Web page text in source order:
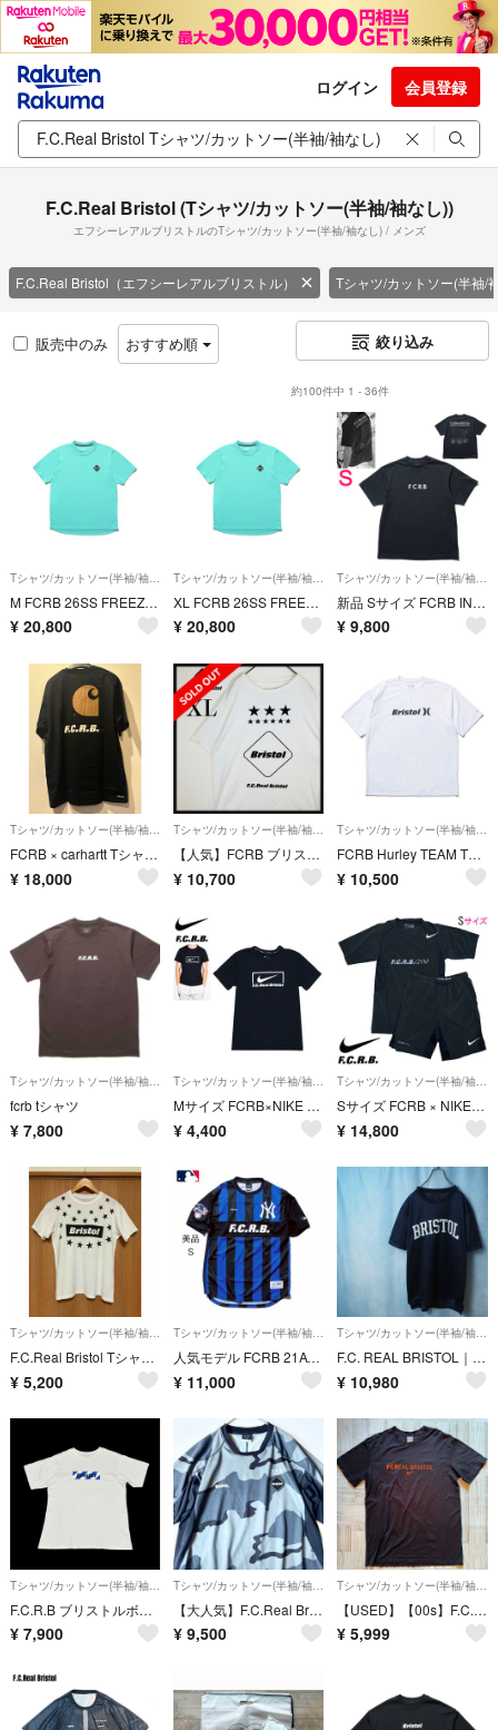
ログイン 会員登録
F.C.Real Bristol (Tシャツ/カットソー(半袖/袖なし))
エフシーレアルブリストルのTシャツ/カットソー(半袖/袖なし) / メンズ
F.C.Real Bristol（エフシーレアルブリストル） Tシャツ/カットソー(半袖/
販売中のみ おすすめ順 絞り込み
約100件中 1 - 36件
Tシャツ/カットソー(半袖/袖なし)
M FCRB 26SS FREEZE TECH S/S TOP ターコイズ
¥ 20,800
Tシャツ/カットソー(半袖/袖なし)
XL FCRB 26SS FREEZE TECH S/S TOP ターコイズ
¥ 20,800
Tシャツ/カットソー(半袖/袖なし)
新品 Sサイズ FCRB INTERSTATE STADIUM TOUR S/S TEE 半袖 Tシャツ黒25SSブリストル
¥ 9,800
Tシャツ/カットソー(半袖/袖なし)
FCRB × carhartt Tシャツ XXL 新品
¥ 18,000
Tシャツ/カットソー(半袖/袖なし)
【人気】FCRB ブリストル スター センターロゴ 半袖Tシャツ XLサイズ 白
¥ 10,700
Tシャツ/カットソー(半袖/袖なし)
FCRB Hurley TEAM TEE ホワイト S ブリストル ハーレー
¥ 10,500
Tシャツ/カットソー(半袖/袖なし)
fcrb tシャツ
¥ 7,800
Tシャツ/カットソー(半袖/袖なし)
Mサイズ FCRB×NIKE ナイキ DRI-FIT GOAL TEE Tシャツ
¥ 4,400
Tシャツ/カットソー(半袖/袖なし)
Sサイズ FCRB × NIKE セットアップ 半袖シャツ ショーツ ブリストル
¥ 14,800
Tシャツ/カットソー(半袖/袖なし)
F.C.Real Bristol Tシャツ 半袖 シャツ TEE WHITE ホワイト 白 LOGO ロゴ スター 星 SOPH
¥ 5,200
Tシャツ/カットソー(半袖/袖なし)
人気モデル FCRB 21AW MLB TOUR GAME SHIRT Sサイズ
¥ 11,000
Tシャツ/カットソー(半袖/袖なし)
F.C. REAL BRISTOL｜15SS Logo Mesh Tee（M）
¥ 10,980
F.C.R.B ブリストルボックスロゴ 半袖Tシャツ
¥ 7,900
【大人気】F.C.Real Bristol カモフラ ゲームシャツ 半袖 L
¥ 9,500
【USED】【00s】F.C.Real Bristol X NIKE TEE
¥ 5,999